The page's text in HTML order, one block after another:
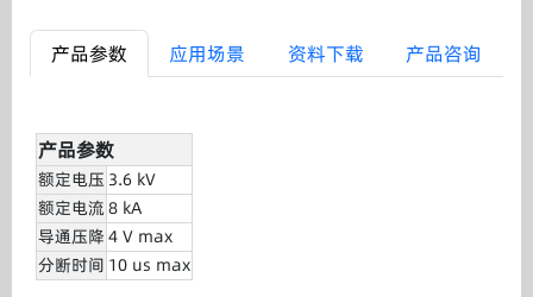
产品参数 应用场景 资料下载 产品咨询
产品参数
额定电压 3.6 kV
额定电流 8 kA
导通压降 4 V max
分断时间 10 us max